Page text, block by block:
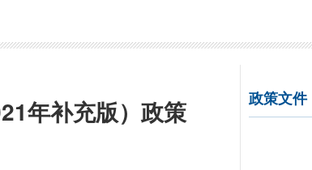
年补充版）政策
政策文件